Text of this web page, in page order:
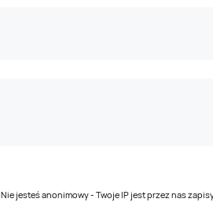
. Nie jesteś anonimowy - Twoje IP jest przez nas